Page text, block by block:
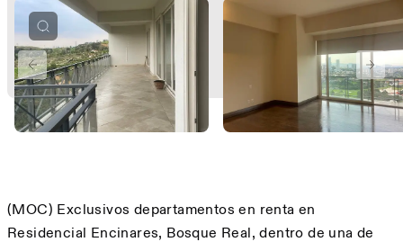
PREVIOUS SLIDE
Description
(MOC) Exclusivos departamentos en renta en
Residencial Encinares, Bosque Real, dentro de una de